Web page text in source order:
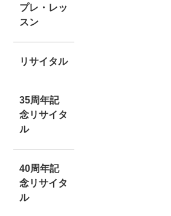
プレ・レッ
スン
リサイタル
35周年記
念リサイタ
ル
40周年記
念リサイタ
ル